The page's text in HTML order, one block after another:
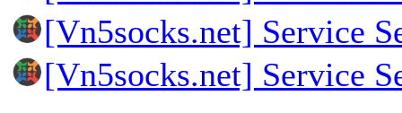
[Vn5socks.net] Service
[Vn5socks.net] Service